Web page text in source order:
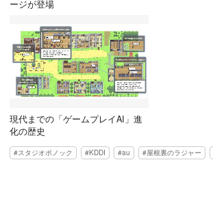
ージが登場
現代までの「ゲームプレイAI」進
化の歴史
スタジオポノック KDDI au 屋根裏のラジャー